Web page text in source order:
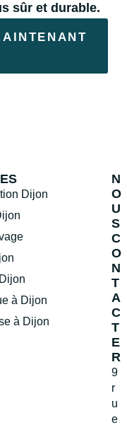
sûr et durable.
Dijon
à Dijon
à Dijon
N
O
U
S
C
O
N
T
A
C
T
E
R
9
r
u
e